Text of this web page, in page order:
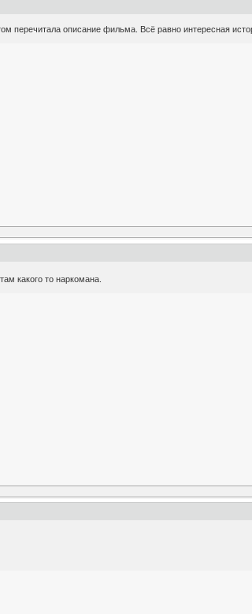
перечитала описание фильма. Всё равно интересная
какого то наркомана.